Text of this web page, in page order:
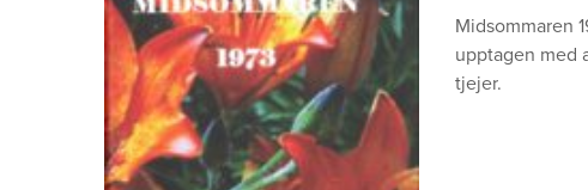
Midsommaren
upptagen med
tjejer.